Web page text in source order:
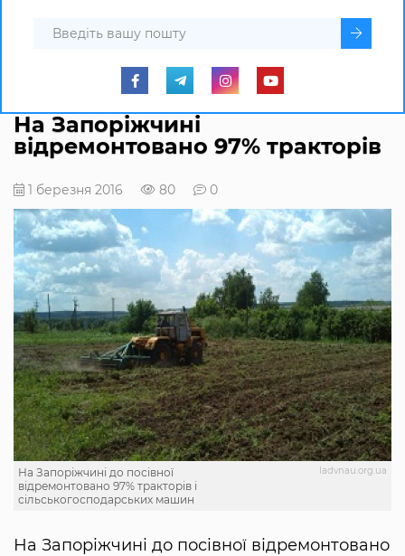
На Запоріжчині
відремонтовано 97% тракторів
1 березня 2016 80 0
ladvnau.org.ua
На Запоріжчині до посівної
відремонтовано 97% тракторів і
сільськогосподарських машин
На Запоріжчині до посівної відремонтовано